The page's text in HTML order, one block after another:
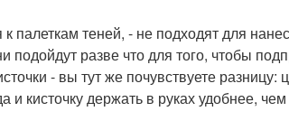
палеткам теней, - не подходят для
подойдут разве что для того, чтобы
- вы тут же почувствуете разницу:
кисточку держать в руках удобнее,